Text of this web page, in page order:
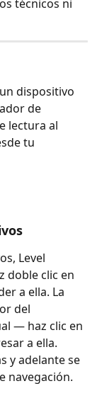
técnicos ni
dispositivo
de
lectura al
tu
Level
doble clic en
a ella. La
del
— haz clic en
a ella.
y adelante se
navegación.